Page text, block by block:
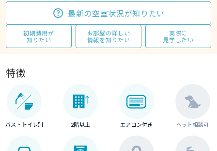
最新の空室状況が知りたい
初期費用が
知りたい
お部屋の詳しい
情報を知りたい
実際に
見学したい
特徴
バス・トイレ別 2階以上 エアコン付き ペット相談可